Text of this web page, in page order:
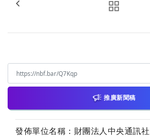
推廣新聞稿
發佈單位名稱：財團法人中央通訊社